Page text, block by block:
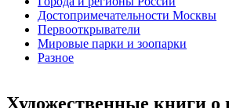
Достопримечательности Москвы
Первооткрыватели
Мировые парки и зоопарки
Разное
Художественные книги